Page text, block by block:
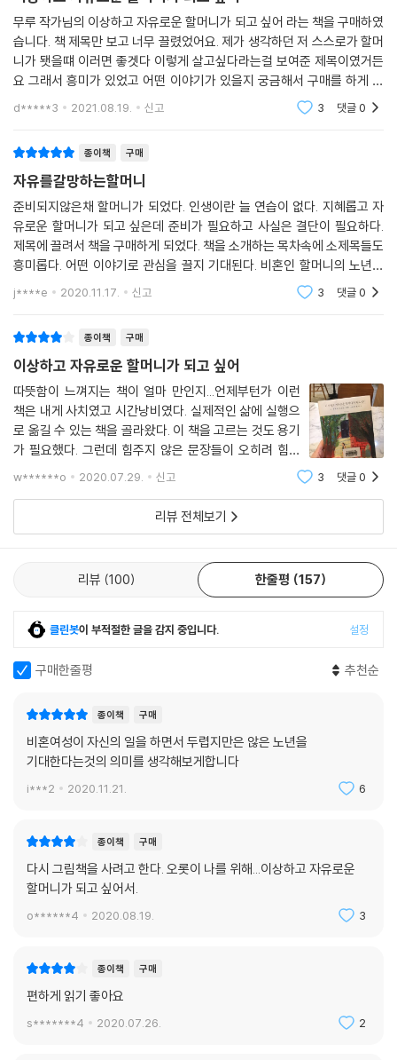
가 있을 거라는 희망 때문이었을 것이다.
---「나는 조금 설레며 기다린다」중에서
나에게 노년이란 상실의 의미이기보다 완성의 의미다. 부디 그랬으면 좋겠
다. 그래서 마침내 내 삶이 한 줄의 아름다운 유언이고 유산이 되기를 바란
다. 마거릿 와일드가 쓴 『할머니가 남긴 선물』과 미스카 마일즈가 쓴 『애니
실제 인물이 주변에 없었다. 그래서 그에게는 이야기가 필요했다. 꼭 두 사
람이 삶을 함께 꾸려가야 하는 걸까 고민하던 시기에 그는 『어디로 갔을까,
나의 한쪽은』과 『떨어진 한쪽, 큰 동그라미를 만나』를 여러 번 읽으며 “어
떤 삶은 빈틈에서 완성”됨을, “누군가에게 함께란 각자의 속도로 나란히
굴러가는 일”임을 깨닫는다. 쓸데없는 일을 한다며 누구에게도 이해받지
고 “잠잠히 자신들의 할 일을 하는 들쥐들의 너른 마음”을 떠올린다(『프레
드릭』).
어딘가 조금씩 이상한 사람들이 어디에도 속할 필요 없이 저마다의 본성대
로 살기 바라는 그는 『쫌 이상한 사람들』 속 인물들의 이상하고도 사랑스
러운 구석을 찾으며 그들을 바라보는 작가 미겔 탕코의 애정 가득한 눈을
상상한다. 오해받아도 좋다고 말하는 저자는 그럼에도 서로를 이상理想스
레 바라봐줄 수 있는 사람들을 모아 이상한 활동들(자급자족의 일상기술
서 씩씩하게 걷고자 삶 안팎으로 분투하며 동시에 타인이라는 세계의 끝에
닿기를 바라고 애쓴다.
“나는 스스로 고독하게 살기를 선택했다… 그러나 동시에 나는 세상과 연
결된 사람으로 살아가고 싶다. 세상 속에서 내가 무엇이 되고 어떤 것을 해
낼 수 있는지도 알고 싶다… 혼자지만 더 넓은 지도를 가지고 살아가고 싶
은 이 마음은 ‘지금도 좋지만 더 좋아지고 싶다’는 것이 아니다. 훨씬 더 절
박한 마음이다.”(2부 1장 「실은 한 발짝도 나가고 싶지 않지만」)
-현실에 저항하고 판타지를 사랑하는 마음
그가 연결되고자 하는, 혹은 연결되어 있다고 믿는 대상은 타인만이 아니
다. 고양이와 식물과 벌레와 심지어 보이지 않는 것(작은 신 ‘쿠나’ 같은 존
재)들에까지 가닿는다. 그는 『사슴아 내 형제야』를 읽으며 옛 사냥꾼과 우
리 시대의 채식주의자가 연결될 가능성을 발견하기도 한다. 사냥꾼은 사슴
을 입고 걸치며 ‘나는 사슴이다’라고 생각하고, 채식주의자는 ‘더 이상 육식
을 하지 않겠다’고 선언한다. 그는 이 사이에서 식생활의 윤리를 세우고 지
은 그것을 잊은 세계에서 자꾸만 상처 받는다. ‘살처분되는 돼지들’, ‘평생
임신한 채 고통 속에 사는 개와 고양이들’, 세상의 온갖 구멍들에 발밑이 꺼
질 때마다 저자는 “세상에 구멍이 있다고 큰소리로 말하는 이야기”를 읽는
다. 그런 이야기를 만드는 이들이 존재하고 그들과 연결되어 있다는 감각
그에게 판타지란 “무엇도 확신하지 않고, 어떤 것도 단정하지 않으며, 어
느 방향으로든 열릴 수 있는 마음의 다른 이름”이다. 그렇게 이야기를 짓고
읽고 전하는 마음 또한 이런 것일 테다. “언젠가는 그 좁고 높은 벽에 문이
“사뿐히 걸어 들어”가기를 바라는 마음, 그리고 “내가 아닌 방식으로 나를
살아보는” 마음. “그 마음 안에는 ‘그런 건 없어’라거나 ‘사는 게 다 그런 거
야’라는 시시한 말들을 밀어낼 힘이 있다. 무엇보다 즐거움이 있다.”(4부
3장 「내 고양이는 나 없는 동안」)
무루 작가님의 이상하고 자유로운 할머니가 되고 싶어 라는 책을 구매하였
습니다. 책 제목만 보고 너무 끌렸었어요. 제가 생각하던 저 스스로가 할머
니가 됏을떄 이러면 좋겟다 이렇게 살고싶다라는걸 보여준 제목이였거든
요 그래서 흥미가 있었고 어떤 이야기가 있을지 궁금해서 구매를 하게 되
었는데 생각보다는 좀 실망스러운 책이였어요ㅠㅠ 제목과는 관련 없는 스
d*****3 2021.08.19. 신고 3 댓글0
종이책 구매
자유를갈망하는할머니
준비되지않은채 할머니가 되었다. 인생이란 늘 연습이 없다. 지혜롭고 자
유로운 할머니가 되고 싶은데 준비가 필요하고 사실은 결단이 필요하다.
제목에 끌려서 책을 구매하게 되었다. 책을 소개하는 목차속에 소제목들도
흥미롭다. 어떤 이야기로 관심을 끌지 기대된다. 비혼인 할머니의 노년에
필요한 세가지는 뭘까? 나는 조금 설레고 기다린다. 하지만 이미 할머니가
되었다. 비록 이
j****e 2020.11.17. 신고 3 댓글0
종이책 구매
이상하고 자유로운 할머니가 되고 싶어
따뜻함이 느껴지는 책이 얼마 만인지...언제부턴가 이런
책은 내게 사치였고 시간낭비였다. 실제적인 삶에 실행으
로 옮길 수 있는 책을 골라왔다. 이 책을 고르는 것도 용기
가 필요했다. 그런데 힘주지 않은 문장들이 오히려 힘을
준다. 내 글은 언제 봐도 참 느끼한데 말이다. 요즘은 담백
w******o 2020.07.29. 신고 3 댓글0
리뷰 전체보기
리뷰 100 한줄평 157
클린봇이 부적절한 글을 감지 중입니다. 설정
구매한줄평 추천순
종이책 구매
비혼여성이 자신의 일을 하면서 두렵지만은 않은 노년을
기대한다는것의 의미를 생각해보게합니다
i***2 2020.11.21. 6
종이책 구매
다시 그림책을 사려고 한다. 오롯이 나를 위해...이상하고 자유로운
할머니가 되고 싶어서.
o******4 2020.08.19. 3
종이책 구매
편하게 읽기 좋아요
s*******4 2020.07.26. 2